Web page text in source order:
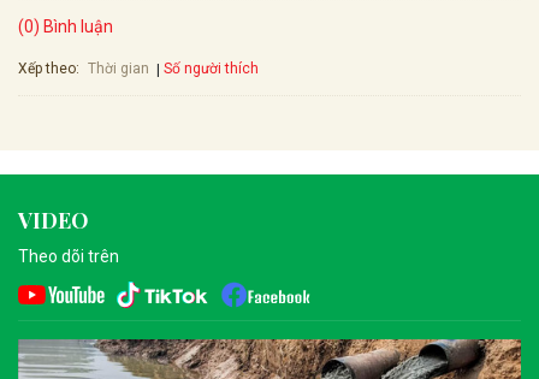
(0) Bình luận
Xếp theo: Thời gian Số người thích
VIDEO
Theo dõi trên